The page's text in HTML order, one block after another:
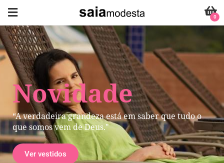
Novidade
“A verdadeira grandeza está em saber que tudo o
que somos vem de Deus."
Ver vestidos
0